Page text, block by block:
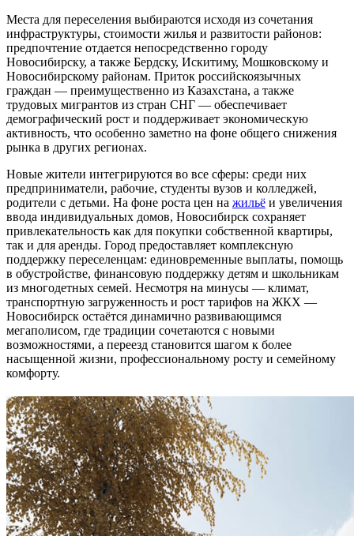
Места для переселения выбираются исходя из сочетания
инфраструктуры, стоимости жилья и развитости районов:
предпочтение отдается непосредственно городу
Новосибирску, а также Бердску, Искитиму, Мошковскому и
Новосибирскому районам. Приток российскоязычных
граждан — преимущественно из Казахстана, а также
трудовых мигрантов из стран СНГ — обеспечивает
демографический рост и поддерживает экономическую
активность, что особенно заметно на фоне общего снижения
рынка в других регионах.
Новые жители интегрируются во все сферы: среди них
предприниматели, рабочие, студенты вузов и колледжей,
родители с детьми. На фоне роста цен на жильё и увеличения
ввода индивидуальных домов, Новосибирск сохраняет
привлекательность как для покупки собственной квартиры,
так и для аренды. Город предоставляет комплексную
поддержку переселенцам: единовременные выплаты, помощь
в обустройстве, финансовую поддержку детям и школьникам
из многодетных семей. Несмотря на минусы — климат,
транспортную загруженность и рост тарифов на ЖКХ —
Новосибирск остаётся динамично развивающимся
мегаполисом, где традиции сочетаются с новыми
возможностями, а переезд становится шагом к более
насыщенной жизни, профессиональному росту и семейному
комфорту.